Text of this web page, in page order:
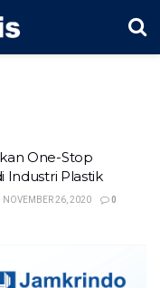
One-Stop
Industri Plastik
NOVEMBER 26, 2020 0